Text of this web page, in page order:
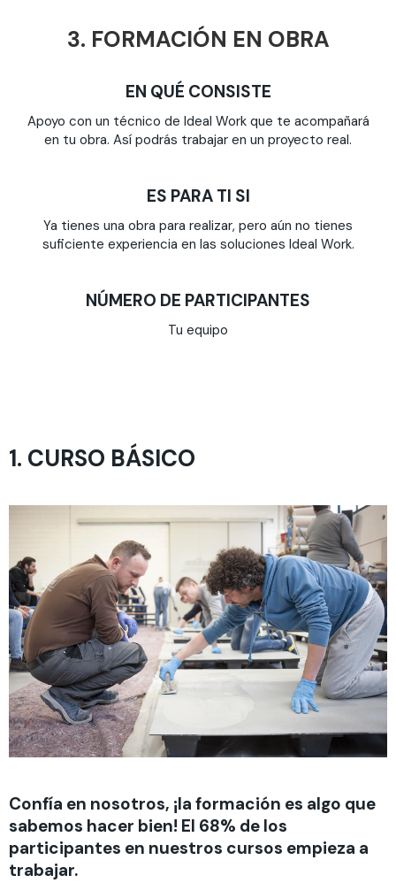
3. FORMACIÓN EN OBRA
EN QUÉ CONSISTE
Apoyo con un técnico de Ideal Work que te acompañará
en tu obra. Así podrás trabajar en un proyecto real.
ES PARA TI SI
Ya tienes una obra para realizar, pero aún no tienes
suficiente experiencia en las soluciones Ideal Work.
NÚMERO DE PARTICIPANTES
Tu equipo
1. CURSO BÁSICO
Confía en nosotros, ¡la formación es algo que
sabemos hacer bien! El 68% de los
participantes en nuestros cursos empieza a
trabajar.